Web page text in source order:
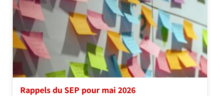
Rappels du SEP pour mai 2026